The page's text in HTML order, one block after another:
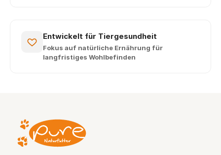
Entwickelt für Tiergesundheit
Fokus auf natürliche Ernährung für
langfristiges Wohlbefinden